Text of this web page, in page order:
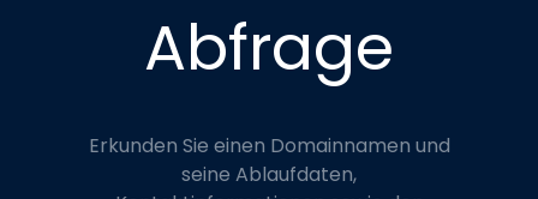
Abfrage
Erkunden Sie einen Domainnamen und
seine Ablaufdaten,